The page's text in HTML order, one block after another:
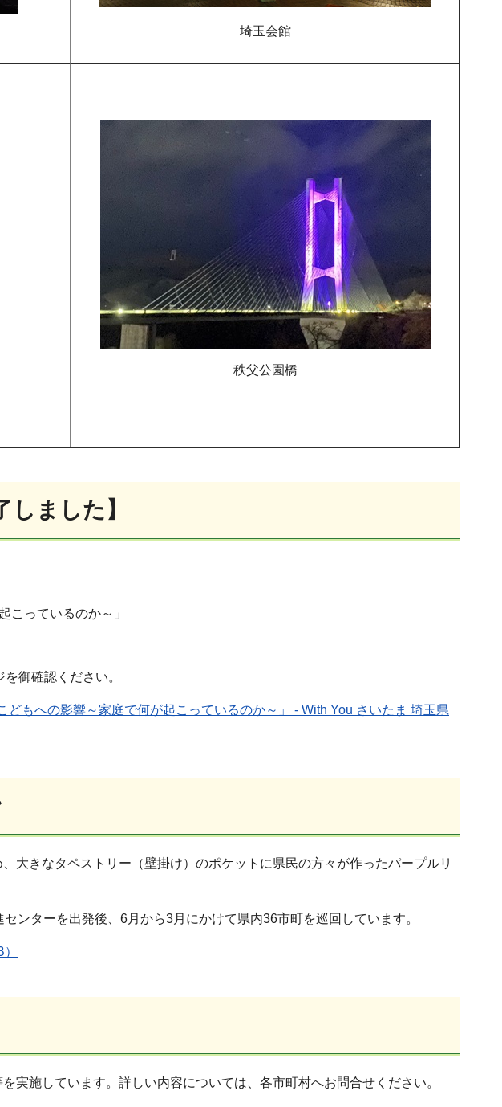
埼玉会館
秩父公園橋
ました】
こっているのか～」
御確認ください。
もへの影響～家庭で何が起こっているのか～」 - With You さいたま 埼玉県
大きなタペストリー（壁掛け）のポケットに県民の方々が作ったパープルリ
ンターを出発後、6月から3月にかけて県内36市町を巡回しています。
実施しています。詳しい内容については、各市町村へお問合せください。